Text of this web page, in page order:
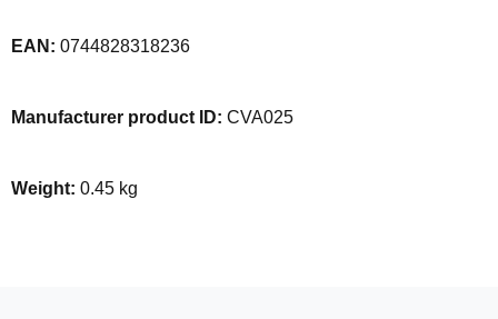
EAN: 0744828318236
Manufacturer product ID: CVA025
Weight: 0.45 kg